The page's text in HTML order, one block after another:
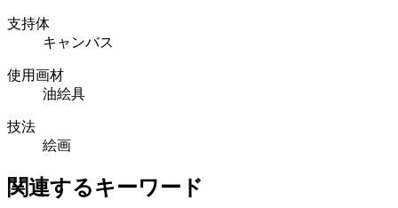
支持体
キャンバス
使用画材
油絵具
技法
絵画
関連するキーワード